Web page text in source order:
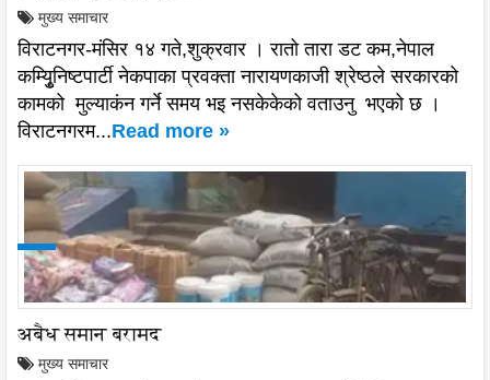
मुख्य समाचार
विराटनगर-मंसिर १४ गते,शुक्रवार । रातो तारा डट कम,नेपाल
कम्यिुृनिष्टपार्टी नेकपाका प्रवक्ता नारायणकाजी श्रेष्ठले सरकारको
कामको मुल्याकंन गर्ने समय भइ नसकेकेको वताउनु भएको छ ।
विराटनगरम...Read more »
अबैध समान बरामद
मुख्य समाचार